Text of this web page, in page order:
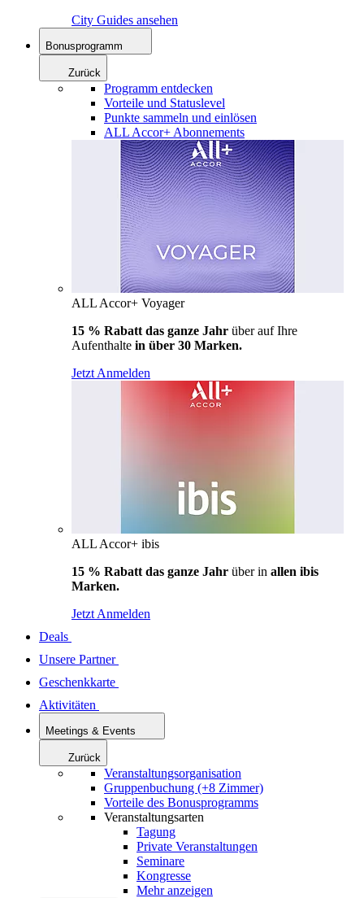
City Guides ansehen
Bonusprogramm
Zurück
Programm entdecken
Vorteile und Statuslevel
Punkte sammeln und einlösen
ALL Accor+ Abonnements
ALL Accor+ Voyager
15 % Rabatt das ganze Jahr über auf Ihre
Aufenthalte in über 30 Marken.
Jetzt Anmelden
ALL Accor+ ibis
15 % Rabatt das ganze Jahr über in allen ibis
Marken.
Jetzt Anmelden
Deals
Unsere Partner
Geschenkkarte
Aktivitäten
Meetings & Events
Zurück
Veranstaltungsorganisation
Gruppenbuchung (+8 Zimmer)
Vorteile des Bonusprogramms
Veranstaltungsarten
Tagung
Private Veranstaltungen
Seminare
Kongresse
Mehr anzeigen